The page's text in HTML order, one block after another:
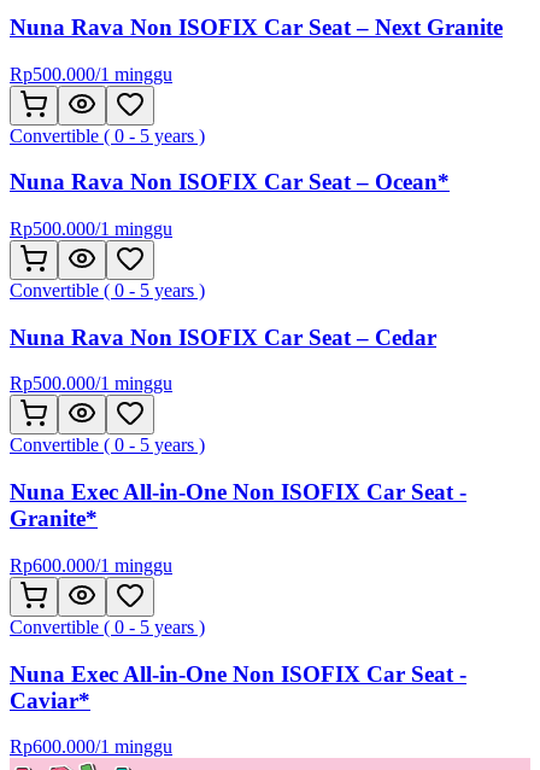
Nuna Rava Non ISOFIX Car Seat – Next Granite
Rp500.000/1 minggu
Convertible ( 0 - 5 years )
Nuna Rava Non ISOFIX Car Seat – Ocean*
Rp500.000/1 minggu
Convertible ( 0 - 5 years )
Nuna Rava Non ISOFIX Car Seat – Cedar
Rp500.000/1 minggu
Convertible ( 0 - 5 years )
Nuna Exec All-in-One Non ISOFIX Car Seat -
Granite*
Rp600.000/1 minggu
Convertible ( 0 - 5 years )
Nuna Exec All-in-One Non ISOFIX Car Seat -
Caviar*
Rp600.000/1 minggu